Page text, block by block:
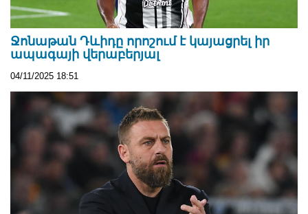
Ջոնաթան Դևիդը որոշում է կայացրել իր
ապագայի վերաբերյալ
04/11/2025 18:51